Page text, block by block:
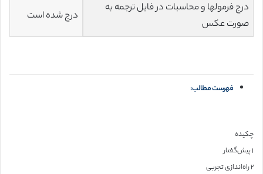
درج فرمولها و محاسبات در فایل ترجمه به
صورت عکس
درج شده است
فهرست مطالب:
چکیده
۱ پیش‌گفتار
۲ راه‌اندازی تجربی